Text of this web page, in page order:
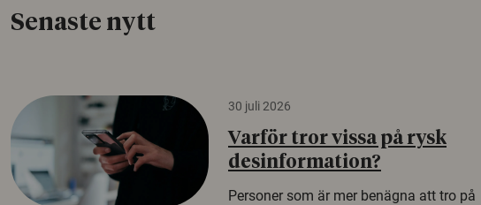
Senaste nytt
30 juli 2026
Varför tror vissa på rysk
desinformation?
Personer som är mer benägna att tro på